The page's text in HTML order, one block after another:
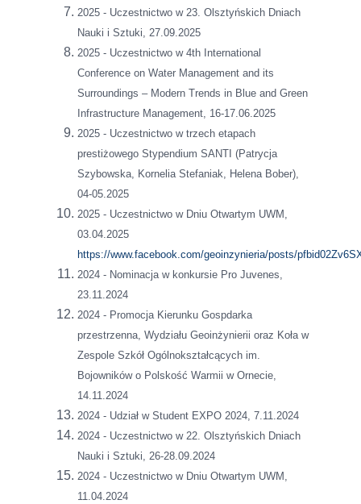
2025 - Uczestnictwo w 23. Olsztyńskich Dniach
Nauki i Sztuki, 27.09.2025
2025 - Uczestnictwo w 4th International
Conference on Water Management and its
Surroundings – Modern Trends in Blue and Green
Infrastructure Management, 16-17.06.2025
2025 - Uczestnictwo w trzech etapach
prestiżowego Stypendium SANTI (Patrycja
Szybowska, Kornelia Stefaniak, Helena Bober),
04-05.2025
2025 - Uczestnictwo w Dniu Otwartym UWM,
03.04.2025
https://www.facebook.com/geoinzynieria/posts/
2024 - Nominacja w konkursie Pro Juvenes,
23.11.2024
2024 - Promocja Kierunku Gospdarka
przestrzenna, Wydziału Geoinżynierii oraz Koła w
Zespole Szkół Ogólnokształcących im.
Bojowników o Polskość Warmii w Ornecie,
14.11.2024
2024 - Udział w Student EXPO 2024, 7.11.2024
2024 - Uczestnictwo w 22. Olsztyńskich Dniach
Nauki i Sztuki, 26-28.09.2024
2024 - Uczestnictwo w Dniu Otwartym UWM,
11.04.2024